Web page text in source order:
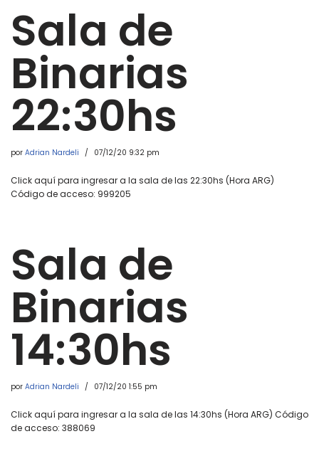
Sala de
Binarias
22:30hs
por Adrian Nardeli 07/12/20 9:32 pm
Click aquí para ingresar a la sala de las 22:30hs (Hora ARG)
Código de acceso: 999205
Sala de
Binarias
14:30hs
por Adrian Nardeli 07/12/20 1:55 pm
Click aquí para ingresar a la sala de las 14:30hs (Hora ARG) Código
de acceso: 388069